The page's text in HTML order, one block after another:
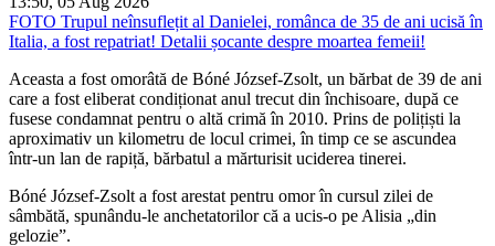
FOTO Trupul neînsuflețit al Danielei, românca de 35 de ani ucisă în
Italia, a fost repatriat! Detalii șocante despre moartea femeii!
Aceasta a fost omorâtă de Bóné József-Zsolt, un bărbat de 39 de ani
care a fost eliberat condiționat anul trecut din închisoare, după ce
fusese condamnat pentru o altă crimă în 2010. Prins de polițiști la
aproximativ un kilometru de locul crimei, în timp ce se ascundea
într-un lan de rapiță, bărbatul a mărturisit uciderea tinerei.
Bóné József-Zsolt a fost arestat pentru omor în cursul zilei de
sâmbătă, spunându-le anchetatorilor că a ucis-o pe Alisia „din
gelozie”.